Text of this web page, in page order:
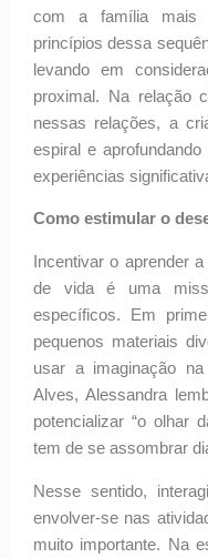
com a família mais
princípios dessa
levando em
proximal. Na relação
nessas relações, a
espiral e
experiências
Como estimular o
Incentivar o aprender
de vida é uma
específicos. Em
pequenos materiais
usar a imaginação
Alves, Alessandra
potencializar “o olhar
tem de se assombrar
Nesse sentido,
envolver-se nas
muito importante. Na